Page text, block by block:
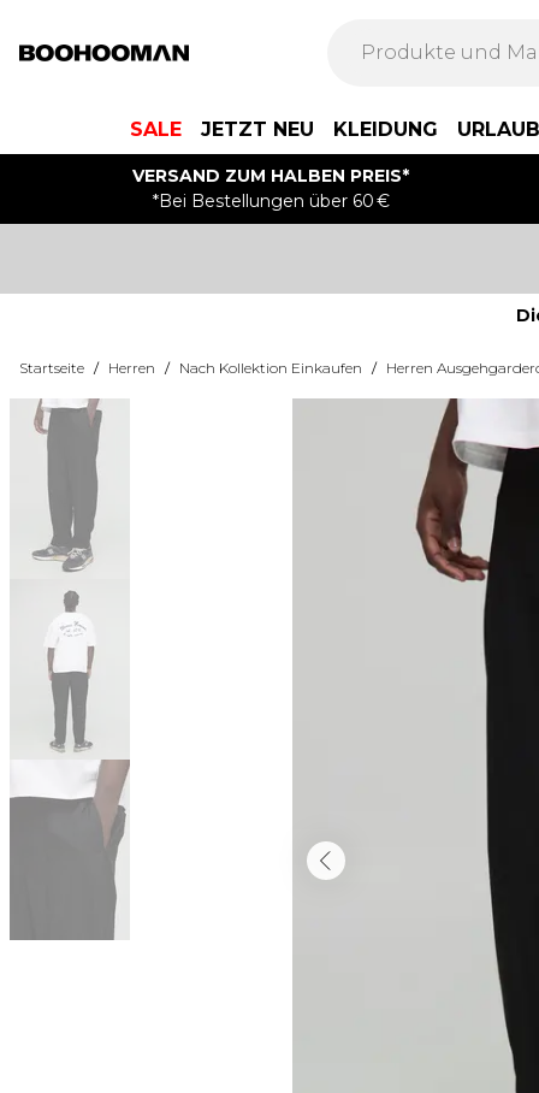
SALE JETZT NEU KLEIDUNG
VERSAND ZUM HALBEN PREIS*
*Bei Bestellungen über 60 €
Startseite / Herren / Nach Kollektion Einkaufen / Herren